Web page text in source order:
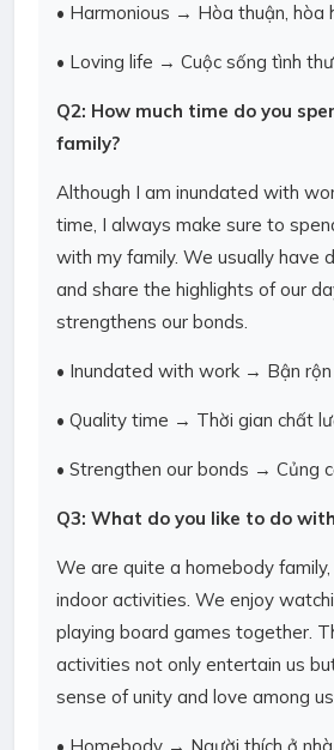
• Harmonious → Hòa thuận, hòa
• Loving life → Cuộc sống tình
Q2: How much time do you
family?
Although I am inundated with
time, I always make sure to
with my family. We usually have
and share the highlights of our
strengthens our bonds.
• Inundated with work → Bận rộn
• Quality time → Thời gian chất
• Strengthen our bonds → Củng
Q3: What do you like to do
We are quite a homebody
indoor activities. We enjoy
playing board games together.
activities not only entertain us
sense of unity and love among